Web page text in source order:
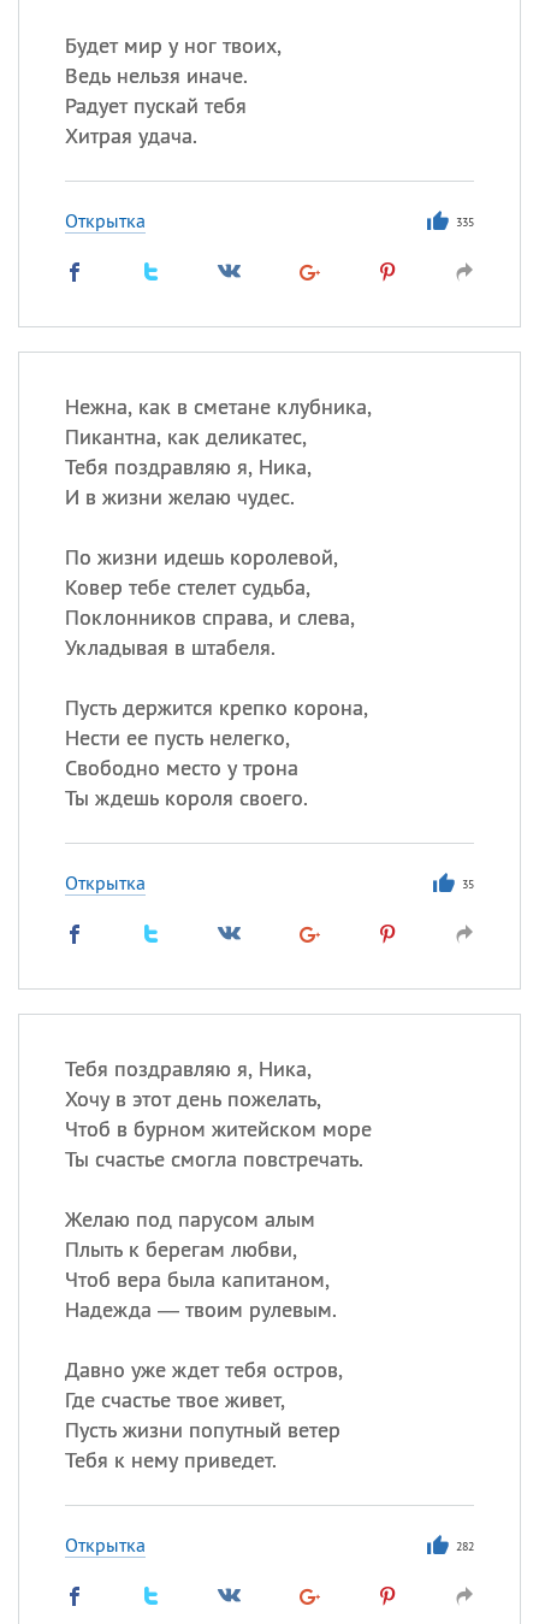
Будет мир у ног твоих,
Ведь нельзя иначе.
Радует пускай тебя
Хитрая удача.
Открытка 335
Нежна, как в сметане клубника,
Пикантна, как деликатес,
Тебя поздравляю я, Ника,
И в жизни желаю чудес.
По жизни идешь королевой,
Ковер тебе стелет судьба,
Поклонников справа, и слева,
Укладывая в штабеля.
Пусть держится крепко корона,
Нести ее пусть нелегко,
Свободно место у трона
Ты ждешь короля своего.
Открытка 35
Тебя поздравляю я, Ника,
Хочу в этот день пожелать,
Чтоб в бурном житейском море
Ты счастье смогла повстречать.
Желаю под парусом алым
Плыть к берегам любви,
Чтоб вера была капитаном,
Надежда — твоим рулевым.
Давно уже ждет тебя остров,
Где счастье твое живет,
Пусть жизни попутный ветер
Тебя к нему приведет.
Открытка 282